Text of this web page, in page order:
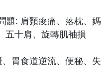
題: 肩頸痠痛、落枕、媽
五十肩、旋轉肌袖損
胃食道逆流、便秘、失